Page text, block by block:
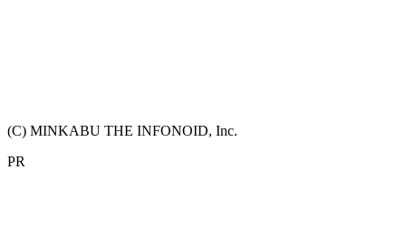
(C) MINKABU THE INFONOID, Inc.
PR